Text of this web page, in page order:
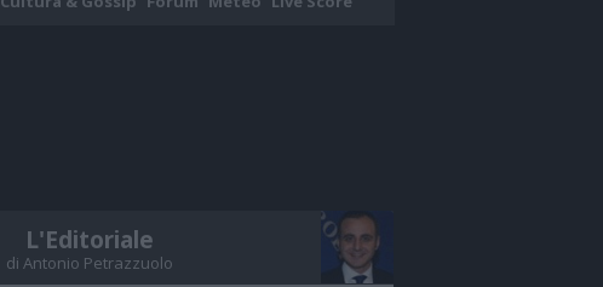
L'Editoriale
di Antonio Petrazzuolo